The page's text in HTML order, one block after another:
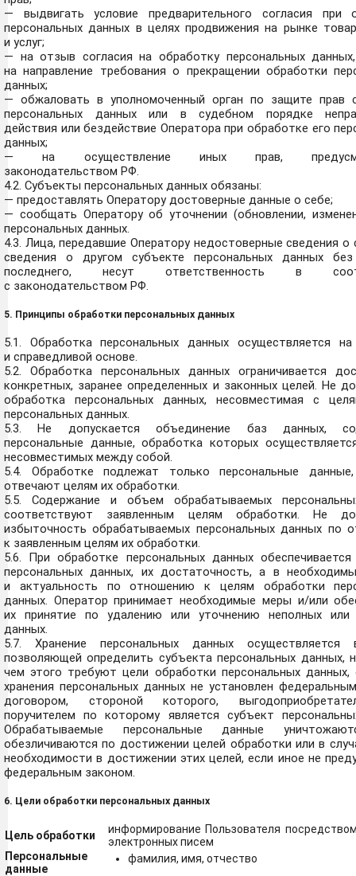
— выдвигать условие предварительного согласия при
персональных данных в целях продвижения на рынке
и услуг;
— на отзыв согласия на обработку персональных
на направление требования о прекращении обработки
данных;
— обжаловать в уполномоченный орган по защите прав
персональных данных или в судебном порядке
действия или бездействие Оператора при обработке его
данных;
— на осуществление иных прав,
законодательством РФ.
4.2. Субъекты персональных данных обязаны:
— предоставлять Оператору достоверные данные о себе;
— сообщать Оператору об уточнении (обновлении,
персональных данных.
4.3. Лица, передавшие Оператору недостоверные сведения о
сведения о другом субъекте персональных данных без
последнего, несут ответственность в
с законодательством РФ.
5. Принципы обработки персональных данных
5.1. Обработка персональных данных осуществляется на
и справедливой основе.
5.2. Обработка персональных данных ограничивается
конкретных, заранее определенных и законных целей. Не
обработка персональных данных, несовместимая с
персональных данных.
5.3. Не допускается объединение баз данных,
персональные данные, обработка которых
несовместимых между собой.
5.4. Обработке подлежат только персональные
отвечают целям их обработки.
5.5. Содержание и объем обрабатываемых
соответствуют заявленным целям обработки. Не
избыточность обрабатываемых персональных данных по
к заявленным целям их обработки.
5.6. При обработке персональных данных
персональных данных, их достаточность, а в
и актуальность по отношению к целям обработки
данных. Оператор принимает необходимые меры и/или
их принятие по удалению или уточнению неполных или
данных.
5.7. Хранение персональных данных
позволяющей определить субъекта персональных данных,
чем этого требуют цели обработки персональных данных,
хранения персональных данных не установлен
договором, стороной которого,
поручителем по которому является субъект
Обрабатываемые персональные данные
обезличиваются по достижении целей обработки или в
необходимости в достижении этих целей, если иное не
федеральным законом.
6. Цели обработки персональных данных
Цель обработки
информирование Пользователя
электронных писем
Персональные
данные
фамилия, имя, отчество